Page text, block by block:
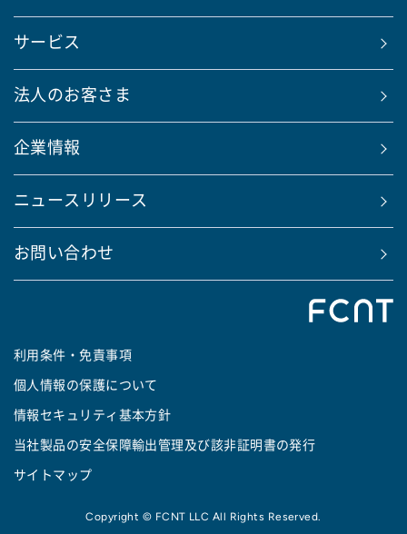
サービス
法人のお客さま
企業情報
ニュースリリース
お問い合わせ
利用条件・免責事項
個人情報の保護について
情報セキュリティ基本方針
当社製品の安全保障輸出管理及び該非証明書の発行
サイトマップ
Copyright © FCNT LLC All Rights Reserved.